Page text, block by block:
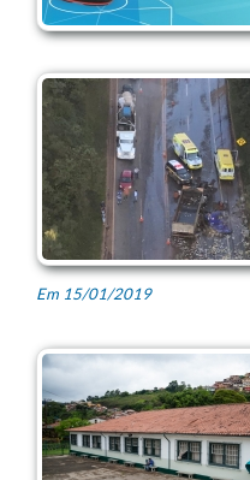
Em 15/01/2019